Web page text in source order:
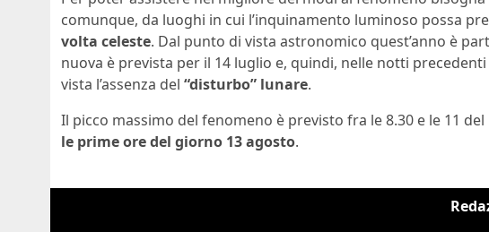
comunque, da luoghi in cui l’inquinamento luminoso possa
volta celeste. Dal punto di vista astronomico quest’anno è
nuova è prevista per il 14 luglio e, quindi, nelle notti
vista l’assenza del “disturbo” lunare.
Il picco massimo del fenomeno è previsto fra le 8.30 e le 11
le prime ore del giorno 13 agosto.